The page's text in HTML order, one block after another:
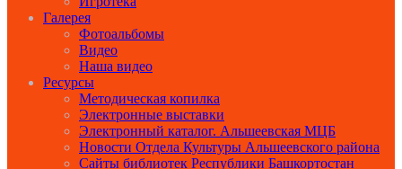
Галерея
Фотоальбомы
Видео
Наша видео
Ресурсы
Методическая копилка
Электронные выставки
Электронный каталог. Альшеевская МЦБ
Новости Отдела Культуры Альшеевского района
Сайты библиотек Республики Башкортостан